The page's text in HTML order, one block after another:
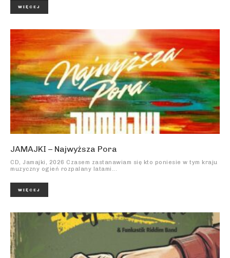
WIĘCEJ
JAMAJKI – Najwyższa Pora
CD, Jamajki, 2026 Czasem zastanawiam się kto poniesie w tym kraju
muzyczny ogień rozpalany latami...
WIĘCEJ